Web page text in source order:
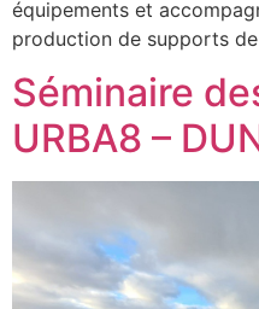
équipements et
production de supports
Séminaire
URBA8 –